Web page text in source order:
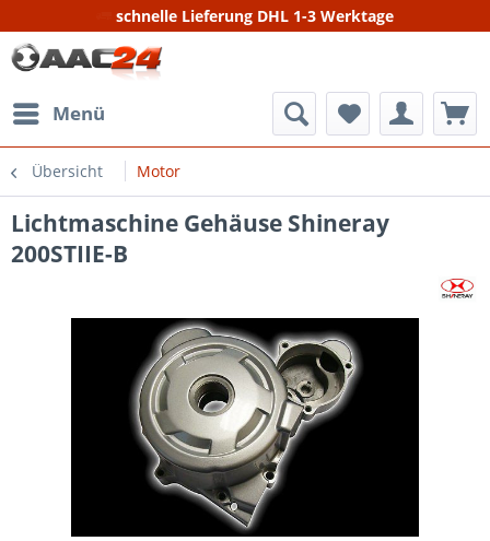
schnelle Lieferung DHL 1-3 Werktage
Menü
Übersicht Motor
Lichtmaschine Gehäuse Shineray
200STIIE-B